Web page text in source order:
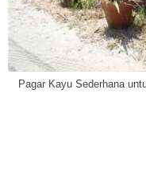
Pagar Kayu Sederhana